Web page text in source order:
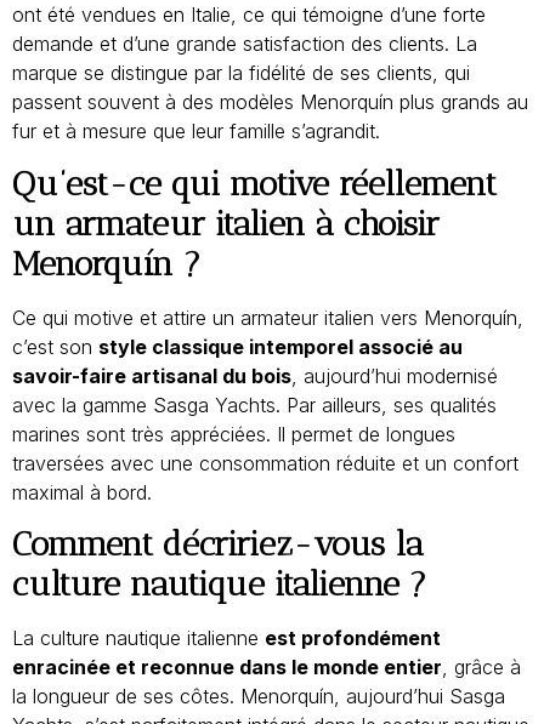
ont été vendues en Italie, ce qui témoigne d’une forte
demande et d’une grande satisfaction des clients. La
marque se distingue par la fidélité de ses clients, qui
passent souvent à des modèles Menorquín plus grands au
fur et à mesure que leur famille s’agrandit.
Qu’est-ce qui motive réellement
un armateur italien à choisir
Menorquín ?
Ce qui motive et attire un armateur italien vers Menorquín,
c’est son style classique intemporel associé au
savoir-faire artisanal du bois , aujourd’hui modernisé
avec la gamme Sasga Yachts. Par ailleurs, ses qualités
marines sont très appréciées. Il permet de longues
traversées avec une consommation réduite et un confort
maximal à bord.
Comment décririez-vous la
culture nautique italienne ?
La culture nautique italienne est profondément
enracinée et reconnue dans le monde entier, grâce à
la longueur de ses côtes. Menorquín, aujourd’hui Sasga